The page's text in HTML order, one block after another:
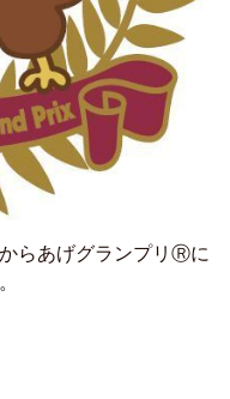
らあげグランプリⓇに